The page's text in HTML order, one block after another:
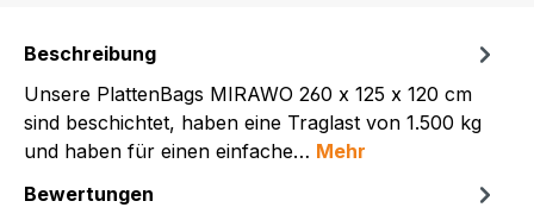
Beschreibung
Unsere PlattenBags MIRAWO 260 x 125 x 120 cm
sind beschichtet, haben eine Traglast von 1.500 kg
und haben für einen einfache… Mehr
Bewertungen